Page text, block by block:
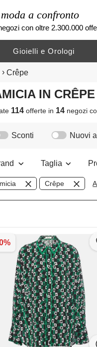
a confronto
con oltre 2.300.000
Gioielli e Orologi
› Crêpe
IN CRÊPE
114 offerte in 14 negozi
Sconti Nuovi
Taglia
Crêpe